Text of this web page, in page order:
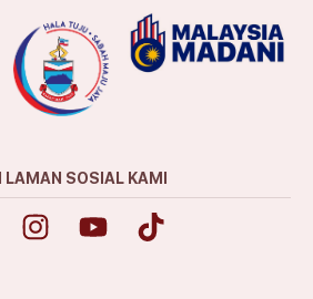
LAMAN SOSIAL KAMI